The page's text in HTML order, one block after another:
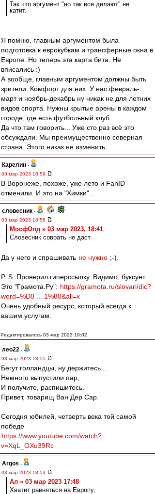
Так что аргумент "но так все делают" не
катит.
Я помню, главным аргументом была
подготовка к еврокубкам и трансферные окна в
Европе. Но теперь эта карта бита. Не
вписались :)
А вообще, главным аргументом должны быть
зрители. Комфорт для них. У нас февраль-
март и ноябрь-декабрь ну никак не для летних
видов спорта. Нужны крытые арены в каждом
городе, где есть футбольный клуб.
Да что там говорить... Уже сто раз всё это
обсуждали. Мы преимущественно северная
страна. Этого никак не изменить.
Карелин -
03 мар 2023 18:59
В Воронеже, похоже, уже лето и FanID
отменили. И это на "Химки"..
словесник -
03 мар 2023 18:58
МосфОлд » 03 мар 2023, 18:41
Словесник соврать не даст
Да у него и спрашивать не нужно ;-).
P. S. Проверил гиперссылку. Видимо, буксует.
Это "Грамота.Ру": https://gramota.ru/slovari/dic?
word=%D0 ... 1%80&all=x
Очень удобный ресурс, который всегда к
вашим услугам.
Редактировалось 03 мар 2023 19:02
лео22 -
03 мар 2023 18:55
Бегут голландцы, ну держитесь...
Немного выпустили пар,
И получите, распишитесь.
Привет, товарищ Ван Дер Сар.
Сегодня юбилей, четверть века той самой
победе
https://www.youtube.com/watch?
v=XqL_OXu39Rc
Argos -
03 мар 2023 18:53
Ал » 03 мар 2023 17:48
Хватит равняться на Европу,